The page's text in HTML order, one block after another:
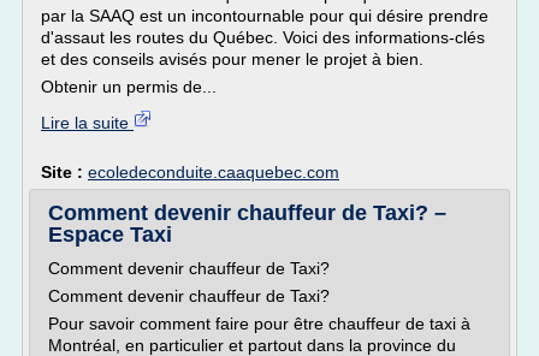
par la SAAQ est un incontournable pour qui désire prendre
d'assaut les routes du Québec. Voici des informations-clés
et des conseils avisés pour mener le projet à bien.
Obtenir un permis de...
Lire la suite
Site : ecoledeconduite.caaquebec.com
Comment devenir chauffeur de Taxi? –
Espace Taxi
Comment devenir chauffeur de Taxi?
Comment devenir chauffeur de Taxi?
Pour savoir comment faire pour être chauffeur de taxi à
Montréal, en particulier et partout dans la province du